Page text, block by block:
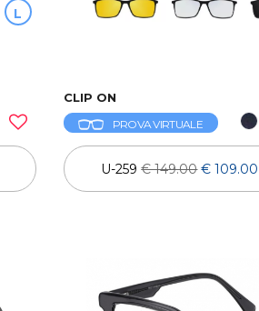
L
CLIP ON
PROVA VIRTUALE
U-259€ 149.00 € 109.00